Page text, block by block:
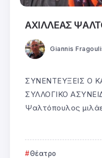
ΑΧΙΛΛΕΑΣ
Giannis
ΣΥΝΕΝΤΕΥΞΕΙΣ Ο
ΣΥΛΛΟΓΙΚΟ
Ψαλτόπουλος
Θέατρο